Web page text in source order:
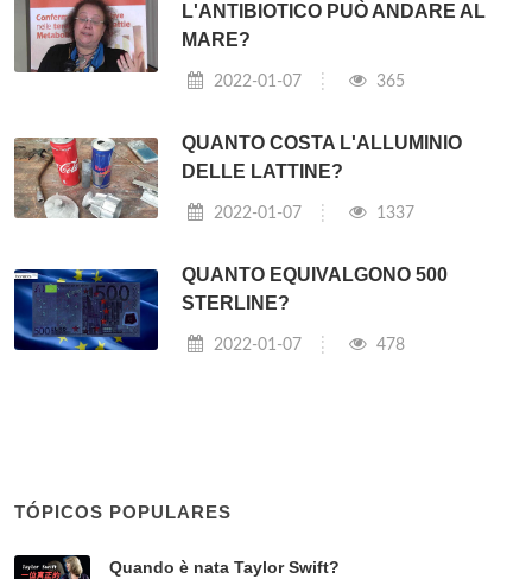
L'ANTIBIOTICO PUÒ ANDARE AL
MARE?
2022-01-07 365
QUANTO COSTA L'ALLUMINIO
DELLE LATTINE?
2022-01-07 1337
QUANTO EQUIVALGONO 500
STERLINE?
2022-01-07 478
TÓPICOS POPULARES
Quando è nata Taylor Swift?